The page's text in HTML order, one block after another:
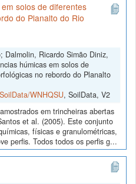
solos de diferentes
do Planalto do Rio
Dalmolin, Ricardo Simão Diniz,
húmicas em solos de
no rebordo do Planalto
WNHQSU, SoilData, V2
em trincheiras abertas
et al. (2005). Este conjunto
físicas e granulométricas,
perfis. Todos todos os perfis g...